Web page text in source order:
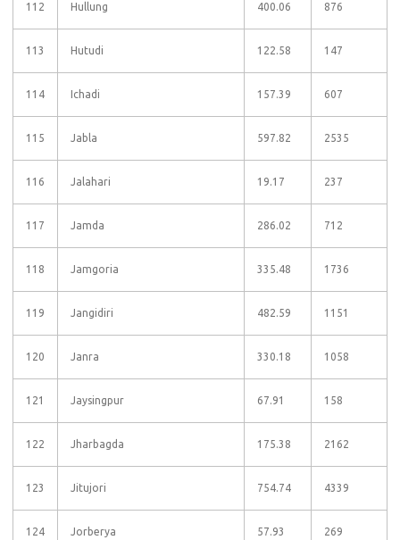
112 Hullung 400.06 876
113 Hutudi 122.58 147
114 Ichadi 157.39 607
115 Jabla 597.82 2535
116 Jalahari 19.17 237
117 Jamda 286.02 712
118 Jamgoria 335.48 1736
119 Jangidiri 482.59 1151
120 Janra 330.18 1058
121 Jaysingpur 67.91 158
122 Jharbagda 175.38 2162
123 Jitujori 754.74 4339
124 Jorberya 57.93 269